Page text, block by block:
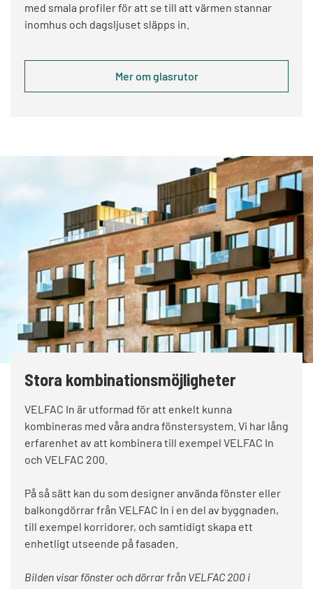
med smala profiler för att se till att värmen stannar
inomhus och dagsljuset släpps in.
Mer om glasrutor
Stora kombinationsmöjligheter
VELFAC In är utformad för att enkelt kunna
kombineras med våra andra fönstersystem. Vi har lång
erfarenhet av att kombinera till exempel VELFAC In
och VELFAC 200.
På så sätt kan du som designer använda fönster eller
balkongdörrar från VELFAC In i en del av byggnaden,
till exempel korridorer, och samtidigt skapa ett
enhetligt utseende på fasaden.
Bilden visar fönster och dörrar från VELFAC 200 i